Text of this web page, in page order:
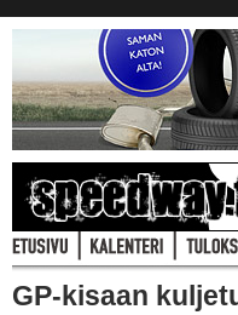
GP-kisaan